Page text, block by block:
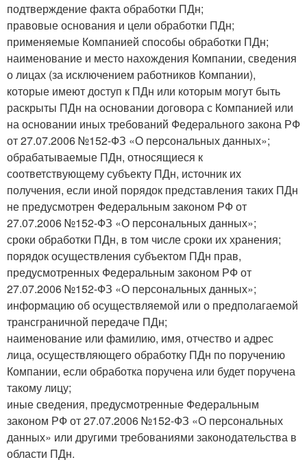
подтверждение факта обработки ПДн;
правовые основания и цели обработки ПДн;
применяемые Компанией способы обработки ПДн;
наименование и место нахождения Компании, сведения
о лицах (за исключением работников Компании),
которые имеют доступ к ПДн или которым могут быть
раскрыты ПДн на основании договора с Компанией или
на основании иных требований Федерального закона РФ
от 27.07.2006 №152-ФЗ «О персональных данных»;
обрабатываемые ПДн, относящиеся к
соответствующему субъекту ПДн, источник их
получения, если иной порядок представления таких ПДн
не предусмотрен Федеральным законом РФ от
27.07.2006 №152-ФЗ «О персональных данных»;
сроки обработки ПДн, в том числе сроки их хранения;
порядок осуществления субъектом ПДн прав,
предусмотренных Федеральным законом РФ от
27.07.2006 №152-ФЗ «О персональных данных»;
информацию об осуществляемой или о предполагаемой
трансграничной передаче ПДн;
наименование или фамилию, имя, отчество и адрес
лица, осуществляющего обработку ПДн по поручению
Компании, если обработка поручена или будет поручена
такому лицу;
иные сведения, предусмотренные Федеральным
законом РФ от 27.07.2006 №152-ФЗ «О персональных
данных» или другими требованиями законодательства в
области ПДн.